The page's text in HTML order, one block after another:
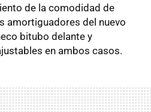
de la comodidad de
amortiguadores del nuevo
bitubo delante y
en ambos casos.